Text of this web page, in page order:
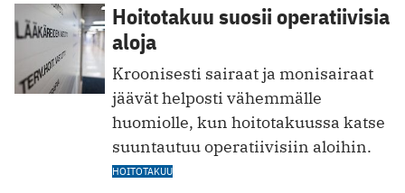
Hoitotakuu suosii operatiivisia
aloja
Kroonisesti ­sairaat ja monisairaat
jäävät helposti vähemmälle
huomiolle, kun hoitotakuussa katse
suuntautuu operatiivisiin aloihin.
HOITOTAKUU